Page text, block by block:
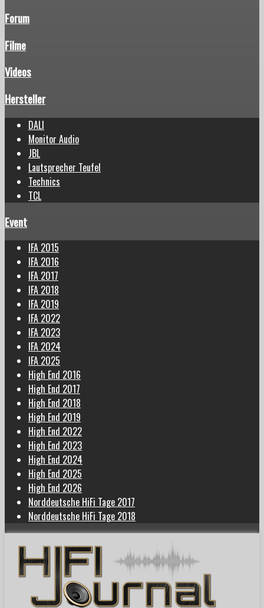
Forum
Filme
Videos
Hersteller
DALI
Monitor Audio
JBL
Lautsprecher Teufel
Technics
TCL
Event
IFA 2015
IFA 2016
IFA 2017
IFA 2018
IFA 2019
IFA 2022
IFA 2023
IFA 2024
IFA 2025
High End 2016
High End 2017
High End 2018
High End 2019
High End 2022
High End 2023
High End 2024
High End 2025
High End 2026
Norddeutsche HiFi Tage 2017
Norddeutsche HiFi Tage 2018